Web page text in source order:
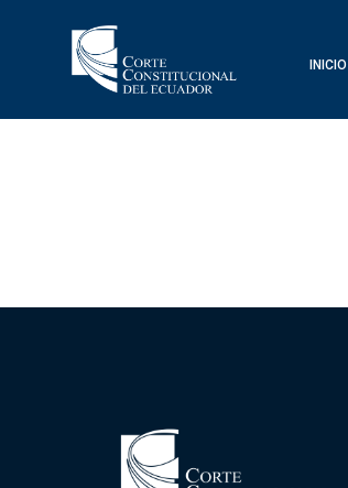
INICIO